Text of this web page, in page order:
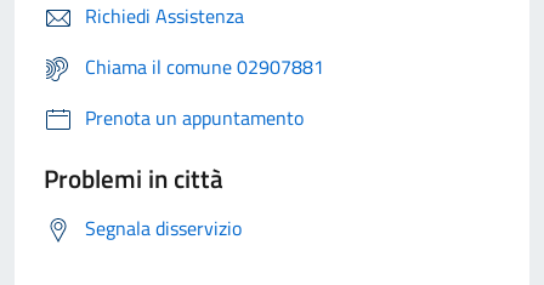
Richiedi Assistenza
Chiama il comune 02907881
Prenota un appuntamento
Problemi in città
Segnala disservizio